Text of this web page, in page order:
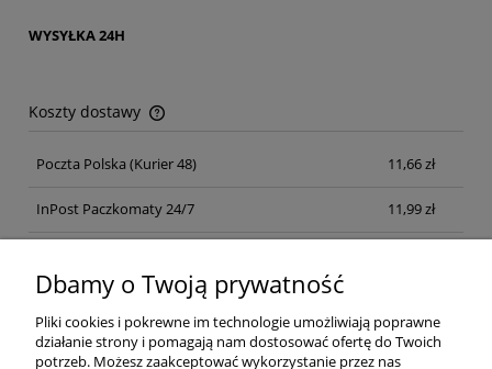
WYSYŁKA 24H
Koszty dostawy
Cena nie zawiera ewentualnych kosztów płatności
Poczta Polska (Kurier 48) 11,66 zł
InPost Paczkomaty 24/7 11,99 zł
Dbamy o Twoją prywatność
Pliki cookies i pokrewne im technologie umożliwiają poprawne
działanie strony i pomagają nam dostosować ofertę do Twoich
potrzeb. Możesz zaakceptować wykorzystanie przez nas